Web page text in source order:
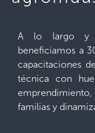
A lo largo y
beneficiamos a
capacitaciones
técnica con
familias y